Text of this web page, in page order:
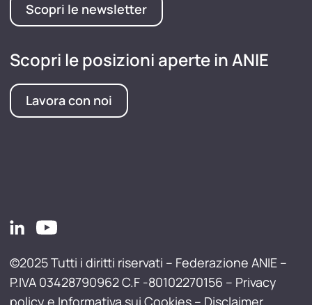
Scopri le newsletter
Scopri le posizioni aperte in ANIE
Lavora con noi
©2025 Tutti i diritti riservati – Federazione ANIE –
P.IVA 03428790962 C.F -80102270156 – Privacy